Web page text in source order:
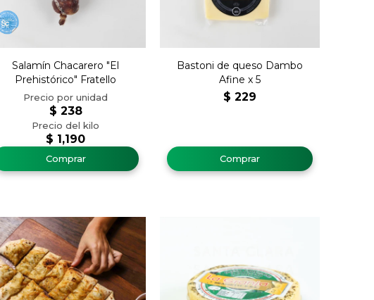
Salamín Chacarero "El
Prehistórico" Fratello
$ 1,190
$ 238
Bastoni de queso Dambo
Afine x 5
$ 229